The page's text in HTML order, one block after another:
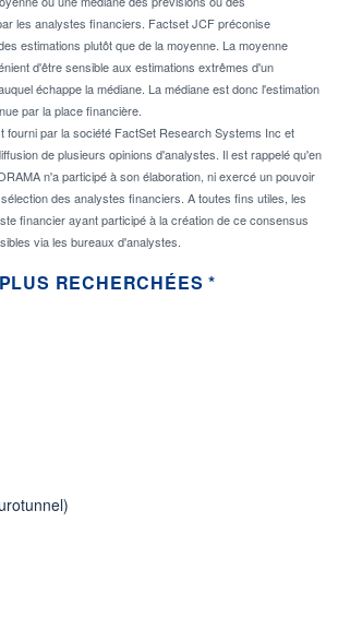
les analystes financiers. Factset JCF préconise
estimations plutôt que de la moyenne. La moyenne
d'être sensible aux estimations extrêmes d'un
échappe la médiane. La médiane est donc l'estimation
par la place financière.
fourni par la société FactSet Research Systems Inc et
de plusieurs opinions d'analystes. Il est rappelé qu'en
n'a participé à son élaboration, ni exercé un pouvoir
des analystes financiers. A toutes fins utiles, les
financier ayant participé à la création de ce consensus
via les bureaux d'analystes.
RECHERCHÉES *